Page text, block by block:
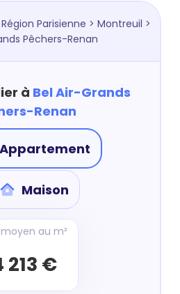
Région Parisienne > Montreuil >
Pêchers-Renan
à Bel Air-Grands
Renan
Appartement
Maison
moyen au m²
213 €